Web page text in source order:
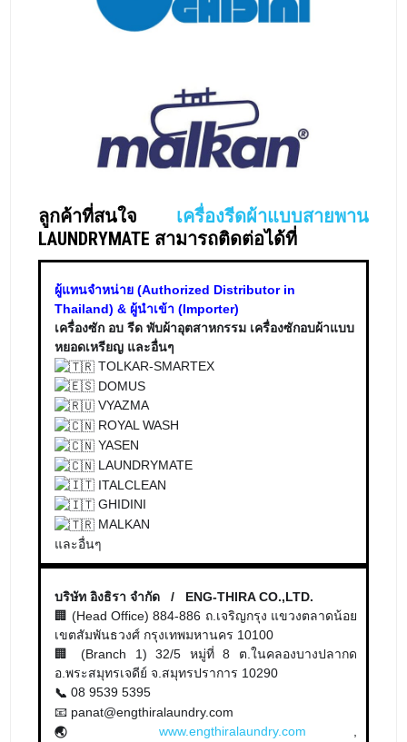
ลูกค้าที่สนใจ เครื่องรีดผ้าแบบสายพาน
LAUNDRYMATE สามารถติดต่อได้ที่
ผู้แทนจำหน่าย (Authorized Distributor in
Thailand) & ผู้นำเข้า (Importer)
เครื่องซัก อบ รีด พับผ้าอุตสาหกรรม เครื่องซักอบผ้าแบบ
หยอดเหรียญ และอื่นๆ
TOLKAR-SMARTEX
DOMUS
VYAZMA
ROYAL WASH
YASEN
LAUNDRYMATE
ITALCLEAN
GHIDINI
MALKAN
และอื่นๆ
บริษัท อิงธิรา จำกัด / ENG-THIRA CO.,LTD.
🏢 (Head Office) 884-886 ถ.เจริญกรุง แขวงตลาดน้อย
เขตสัมพันธวงศ์ กรุงเทพมหานคร 10100
🏢 (Branch 1) 32/5 หมู่ที่ 8 ต.ในคลองบางปลากด
อ.พระสมุทรเจดีย์ จ.สมุทรปราการ 10290
📞 08 9539 5395
📧 panat@engthiralaundry.com
🌏 www.engthiralaundry.com